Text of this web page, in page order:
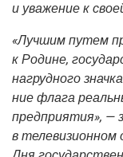
и ува­же­ние к
«Луч­шим путем
к Родине,
нагруд­но­го
ние фла­га
пред­при­я­тия», —
в теле­ви­зи­он­ном